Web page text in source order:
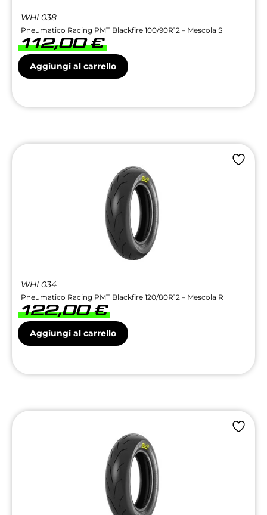
WHL038
Pneumatico Racing PMT Blackfire 100/90R12 – Mescola S
112,00€
Aggiungi al carrello
WHL034
Pneumatico Racing PMT Blackfire 120/80R12 – Mescola R
122,00€
Aggiungi al carrello